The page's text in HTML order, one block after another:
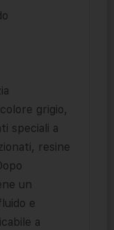
grigio,
speciali a
resine
un
e
a